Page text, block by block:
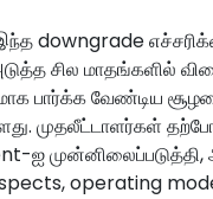
downgrade
சில மாதங்களில்
பார்க்க வேண்டிய
முதலீட்டாளர்கள்
ஐ முன்னிலைப்படுத்தி,
operating